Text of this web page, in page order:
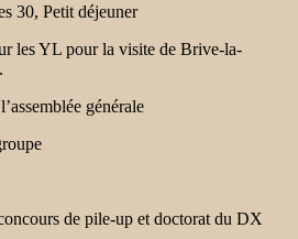
30, Petit déjeuner
les YL pour la visite de Brive-la-
générale
de pile-up et doctorat du DX